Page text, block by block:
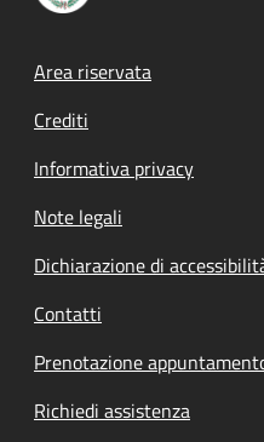
Footer menu
Area riservata
Crediti
Informativa privacy
Note legali
Dichiarazione di
Contatti
Prenotazione
Richiedi assistenza